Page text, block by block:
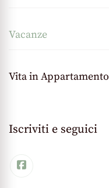
Vacanze
Vita in Appartamento
Iscriviti e seguici